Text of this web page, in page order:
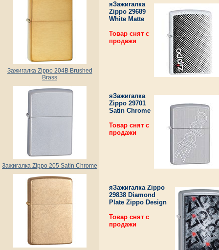
Зажигалка Zippo 204B Brushed
Brass
Зажигалка Zippo 205 Satin Chrome
яЗажигалка
Zippo 29689
White Matte
Товар снят с
продажи
яЗажигалка
Zippo 29701
Satin Chrome
Товар снят с
продажи
яЗажигалка Zippo
29838 Diamond
Plate Zippo Design
Товар снят с
продажи